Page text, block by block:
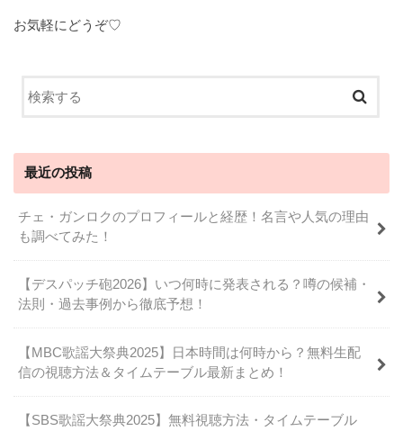
お気軽にどうぞ♡
最近の投稿
チェ・ガンロクのプロフィールと経歴！名言や人気の理由
も調べてみた！
【デスパッチ砲2026】いつ何時に発表される？噂の候補・
法則・過去事例から徹底予想！
【MBC歌謡大祭典2025】日本時間は何時から？無料生配
信の視聴方法＆タイムテーブル最新まとめ！
【SBS歌謡大祭典2025】無料視聴方法・タイムテーブル